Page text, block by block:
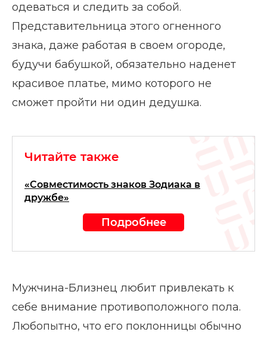
одеваться и следить за собой.
Представительница этого огненного
знака, даже работая в своем огороде,
будучи бабушкой, обязательно наденет
красивое платье, мимо которого не
сможет пройти ни один дедушка.
Читайте также
«Совместимость знаков Зодиака в
дружбе»
Подробнее
Мужчина-Близнец любит привлекать к
себе внимание противоположного пола.
Любопытно, что его поклонницы обычно